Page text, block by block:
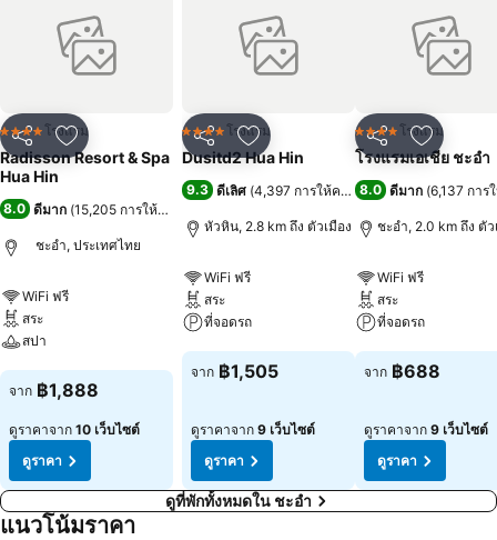
แชร์ เพิ่มในรายการโปรด
4 ดาว โรงแรม
Radisson Resort & Spa
Hua Hin
8.0 ดีมาก (15,205 การให้คะแนน
ชะอำ, ประเทศไทย
WiFi ฟรี
สระ
สปา
ดูราคา
จาก ฿1,888
ดูราคาจาก 10 เว็บไซต์
ดูราคา
แชร์ เพิ่มในรายการโปรด
4 ดาว โรงแรม
Dusitd2 Hua Hin
9.3 ดีเลิศ (4,397 การให้คะแนน)
หัวหิน, 2.8 km ถึง ตัวเมือง
WiFi ฟรี
สระ
ที่จอดรถ
ดูราคา
จาก ฿1,505
ดูราคาจาก 9 เว็บไซต์
ดูราคา
แชร์ เพิ่มในรา
4 ดาว โรงแรม
โรงแรมเอเชีย ชะอำ
8.0 ดีมาก (6,137 การ
ชะอำ, 2.0 km ถึง ตัว
WiFi ฟรี
สระ
ที่จอดรถ
ดูราคา
จาก ฿688
ดูราคาจาก 9 เว็บไซต์
ดูราคา
ดูที่พักทั้งหมดใน ชะอำ
แนวโน้มราคา